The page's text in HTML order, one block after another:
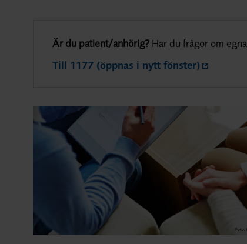
Är du patient/anhörig? Har du frågor om
Till 1177 (öppnas i nytt fönster)